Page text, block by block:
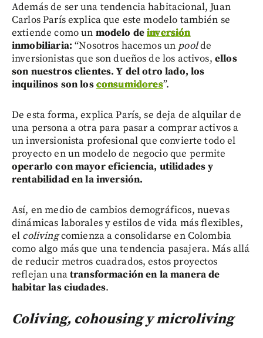
Además de ser una tendencia habitacional, Juan
Carlos París explica que este modelo también se
extiende como un modelo deinversión
inmobiliaria: “Nosotros hacemos un poolde
inversionistas que son dueños de los activos, ellos
son nuestros clientes. Y del otro lado, los
inquilinos son losconsumidores”.
De esta forma, explica París, se deja de alquilar de
una persona a otra para pasar a comprar activos a
un inversionista profesional que convierte todo el
proyecto en un modelo de negocio que permite
operarlo con mayor eficiencia, utilidades y
rentabilidad en la inversión.
Así, en medio de cambios demográficos, nuevas
dinámicas laborales y estilos de vida más flexibles,
el colivingcomienza a consolidarse en Colombia
como algo más que una tendencia pasajera. Más allá
de reducir metros cuadrados, estos proyectos
reflejan unatransformación en la manera de
habitar las ciudades.
Coliving, cohousing y microliving